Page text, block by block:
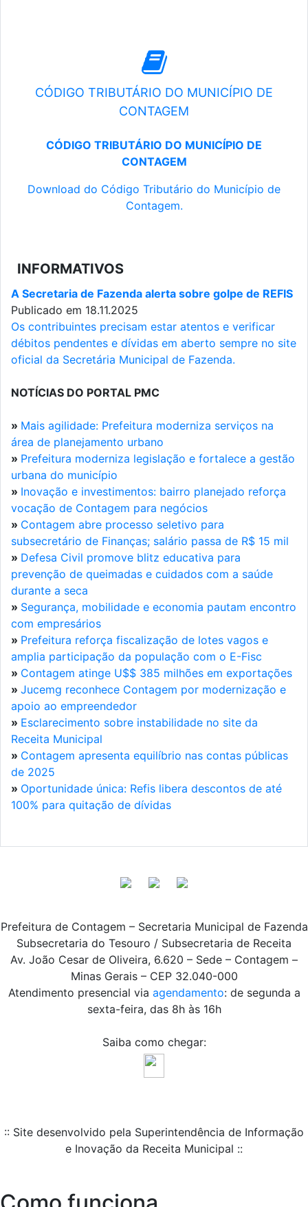
CÓDIGO TRIBUTÁRIO DO MUNICÍPIO DE
CONTAGEM
CÓDIGO TRIBUTÁRIO DO MUNICÍPIO DE
CONTAGEM
Download do Código Tributário do Município de
Contagem.
INFORMATIVOS
A Secretaria de Fazenda alerta sobre golpe de REFIS
Publicado em 18.11.2025
Os contribuintes precisam estar atentos e verificar
débitos pendentes e dívidas em aberto sempre no site
oficial da Secretária Municipal de Fazenda.
NOTÍCIAS DO PORTAL PMC
» Mais agilidade: Prefeitura moderniza serviços na
área de planejamento urbano
» Prefeitura moderniza legislação e fortalece a gestão
urbana do município
» Inovação e investimentos: bairro planejado reforça
vocação de Contagem para negócios
» Contagem abre processo seletivo para
subsecretário de Finanças; salário passa de R$ 15 mil
» Defesa Civil promove blitz educativa para
prevenção de queimadas e cuidados com a saúde
durante a seca
» Segurança, mobilidade e economia pautam encontro
com empresários
» Prefeitura reforça fiscalização de lotes vagos e
amplia participação da população com o E-Fisc
» Contagem atinge U$$ 385 milhões em exportações
» Jucemg reconhece Contagem por modernização e
apoio ao empreendedor
» Esclarecimento sobre instabilidade no site da
Receita Municipal
» Contagem apresenta equilíbrio nas contas públicas
de 2025
» Oportunidade única: Refis libera descontos de até
100% para quitação de dívidas
Prefeitura de Contagem – Secretaria Municipal de Fazenda
Subsecretaria do Tesouro / Subsecretaria de Receita
Av. João Cesar de Oliveira, 6.620 – Sede – Contagem –
Minas Gerais – CEP 32.040-000
Atendimento presencial via agendamento: de segunda a
sexta-feira, das 8h às 16h
Saiba como chegar:
:: Site desenvolvido pela Superintendência de Informação
e Inovação da Receita Municipal ::